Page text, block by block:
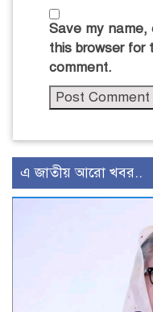
Save my name,
this browser for
comment.
এ জাতীয় আরো খবর..